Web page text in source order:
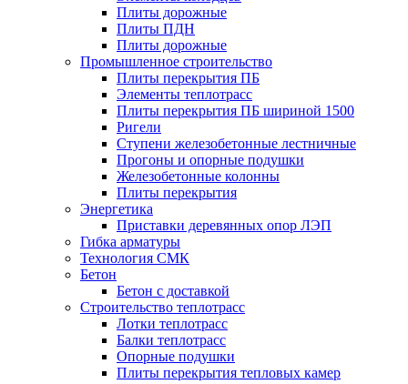
Плиты дорожные
Плиты ПДН
Плиты дорожные
Промышленное строительство
Плиты перекрытия ПБ
Элементы теплотрасс
Плиты перекрытия ПБ шириной 1500
Ригели
Ступени железобетонные лестничные
Прогоны и опорные подушки
Железобетонные колонны
Плиты перекрытия
Энергетика
Приставки деревянных опор ЛЭП
Гибка арматуры
Технология СМК
Бетон
Бетон с доставкой
Строительство теплотрасс
Лотки теплотрасс
Балки теплотрасс
Опорные подушки
Плиты перекрытия тепловых камер